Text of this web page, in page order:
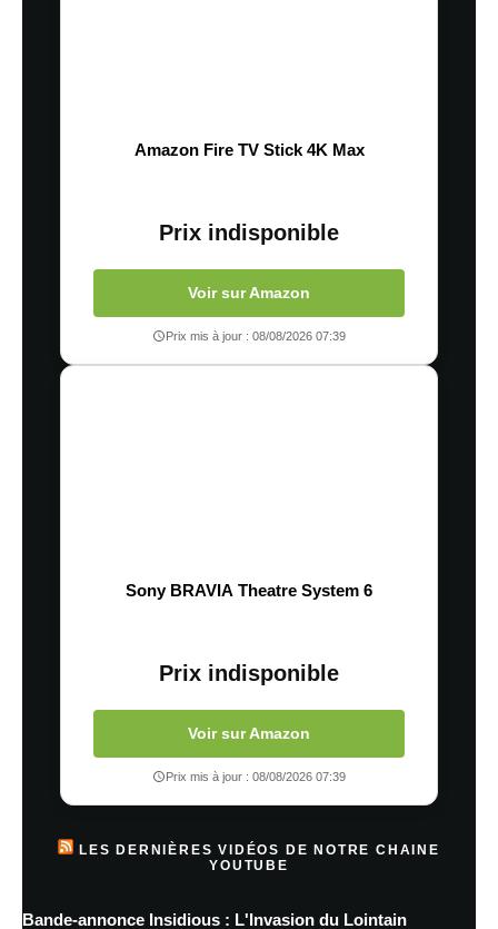
Amazon Fire TV Stick 4K Max
Prix indisponible
Voir sur Amazon
Prix mis à jour : 08/08/2026 07:39
Sony BRAVIA Theatre System 6
Prix indisponible
Voir sur Amazon
Prix mis à jour : 08/08/2026 07:39
LES DERNIÈRES VIDÉOS DE NOTRE CHAINE
YOUTUBE
Bande-annonce Insidious : L'Invasion du Lointain